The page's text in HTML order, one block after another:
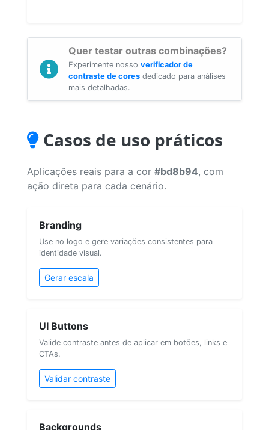
Quer testar outras combinações?
Experimente nosso verificador de
contraste de cores dedicado para análises
mais detalhadas.
Casos de uso práticos
Aplicações reais para a cor #bd8b94, com
ação direta para cada cenário.
Branding
Use no logo e gere variações consistentes para
identidade visual.
Gerar escala
UI Buttons
Valide contraste antes de aplicar em botões, links e
CTAs.
Validar contraste
Backgrounds